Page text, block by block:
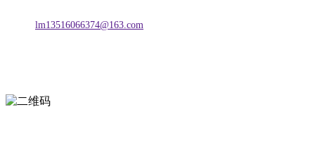
lm13516066374@163.com